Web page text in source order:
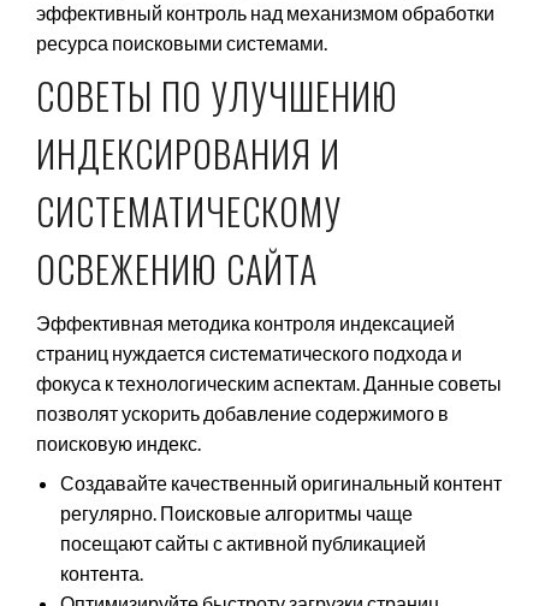
эффективный контроль над механизмом обработки
ресурса поисковыми системами.
СОВЕТЫ ПО УЛУЧШЕНИЮ
ИНДЕКСИРОВАНИЯ И
СИСТЕМАТИЧЕСКОМУ
ОСВЕЖЕНИЮ САЙТА
Эффективная методика контроля индексацией
страниц нуждается систематического подхода и
фокуса к технологическим аспектам. Данные советы
позволят ускорить добавление содержимого в
поисковую индекс.
Создавайте качественный оригинальный контент
регулярно. Поисковые алгоритмы чаще
посещают сайты с активной публикацией
контента.